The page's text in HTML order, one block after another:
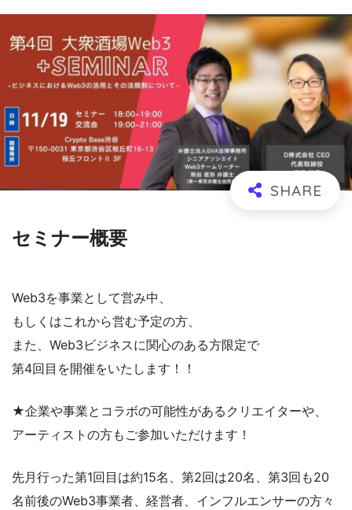
セミナー概要
Web3を事業として営み中、
もしくはこれから営む予定の方、
また、Web3ビジネスに関心のある方限定で
第4回目を開催をいたします！！
★企業や事業とコラボの可能性があるクリエイターや、
アーティストの方もご参加いただけます！
先月行った第1回目は約15名、第2回は20名、第3回も20
名前後のWeb3事業者、経営者、インフルエンサーの方々